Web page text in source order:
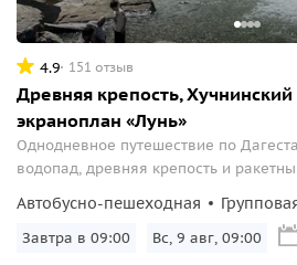
4.9 151 отзыв
Древняя крепость,
экраноплан «Лунь»
Однодневное путешествие по
водопад, древняя крепость и
Автобусно-пешеходная
Завтра в 09:00 Вс, 9 авг, 09:00